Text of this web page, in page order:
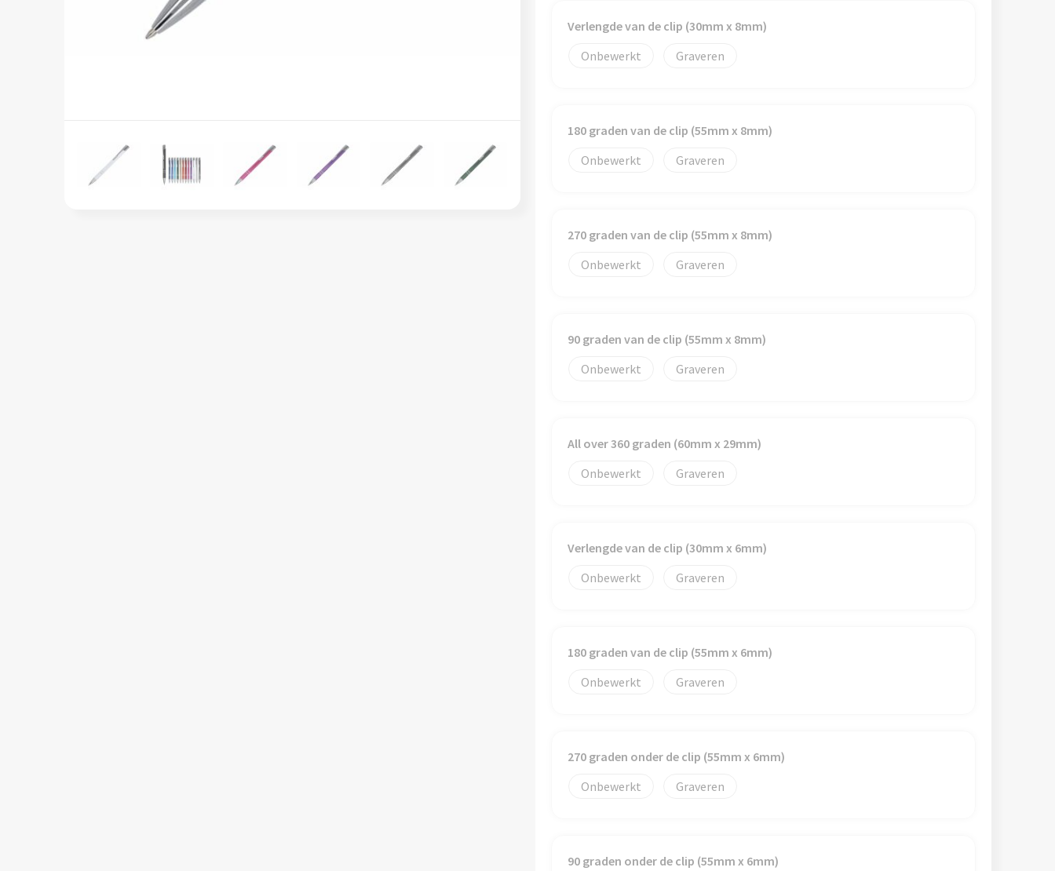
Verlengde van de clip (30mm x 8mm)
Onbewerkt
Graveren
180 graden van de clip (55mm x 8mm)
Onbewerkt
Graveren
270 graden van de clip (55mm x 8mm)
Onbewerkt
Graveren
90 graden van de clip (55mm x 8mm)
Onbewerkt
Graveren
All over 360 graden (60mm x 29mm)
Onbewerkt
Graveren
Verlengde van de clip (30mm x 6mm)
Onbewerkt
Graveren
180 graden van de clip (55mm x 6mm)
Onbewerkt
Graveren
270 graden onder de clip (55mm x 6mm)
Onbewerkt
Graveren
90 graden onder de clip (55mm x 6mm)